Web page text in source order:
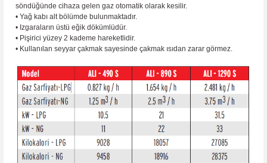
söndüğünde cihaza gelen gaz otomatik olarak kesilir.
• Yağ kabı alt bölümde bulunmaktadır.
• Izgaraların üstü eğik dökümlüdür.
• Pişirici yüzey 2 kademe hareketlidir.
• Kullanılan seyyar çakmak sayesinde çakmak ısıdan zarar görmez.